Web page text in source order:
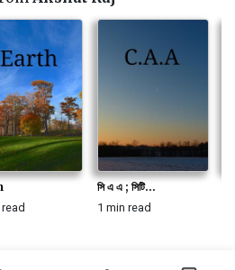
সি এ এ ; সিটি...
1 min read